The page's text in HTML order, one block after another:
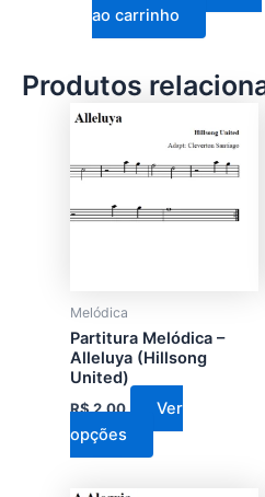
ao carrinho
Produtos
Melódica
Partitura Melódica –
Alleluya (Hillsong
United)
R$2,00
Ver
opções
produto
tem
variantes.
escolhidas
página
do
produto